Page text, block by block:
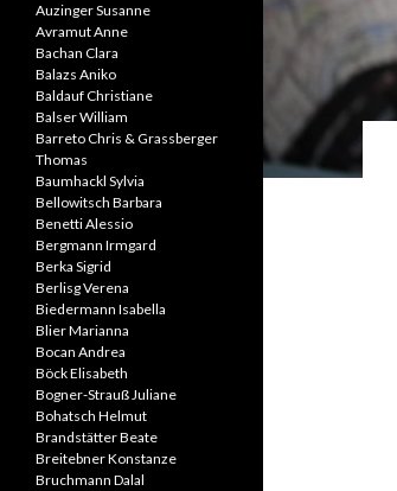
Auzinger Susanne
Avramut Anne
Bachan Clara
Balazs Aniko
Baldauf Christiane
Balser William
Barreto Chris & Grassberger
Thomas
Baumhackl Sylvia
Bellowitsch Barbara
Benetti Alessio
Bergmann Irmgard
Berka Sigrid
Berlisg Verena
Biedermann Isabella
Blier Marianna
Bocan Andrea
Böck Elisabeth
Bogner-Strauß Juliane
Bohatsch Helmut
Brandstätter Beate
Breitebner Konstanze
Bruchmann Dalal